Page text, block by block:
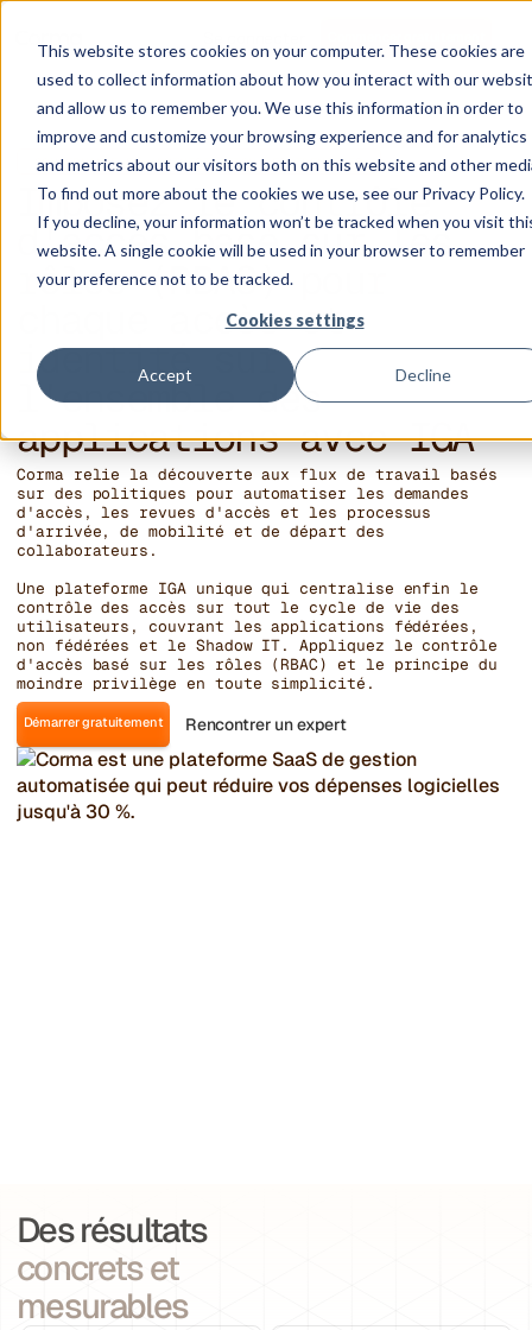
This website stores cookies on your computer. These cookies are
used to collect information about how you interact with our
and allow us to remember you. We use this information in order to
improve and customize your browsing experience and for analytics
and metrics about our visitors both on this website and other
To find out more about the cookies we use, see our Privacy Policy.
If you decline, your information won’t be tracked when you visit
website. A single cookie will be used in your browser to remember
your preference not to be tracked.
Cookies settings
Accept Decline
GOUVERNANCE ET ADMINISTRATION DES IDENTITÉS
Imposez le contrôle
d'accès basé sur les
rôles (RBAC) pour
chaque accès et
identité sur
l'ensemble des
applications avec IGA
Corma relie la découverte aux flux de travail basés
sur des politiques pour automatiser les demandes
d'accès, les revues d'accès et les processus
d'arrivée, de mobilité et de départ des
collaborateurs.
Une plateforme IGA unique qui centralise enfin le
contrôle des accès sur tout le cycle de vie des
utilisateurs, couvrant les applications fédérées,
non fédérées et le Shadow IT. Appliquez le contrôle
d'accès basé sur les rôles (RBAC) et le principe du
moindre privilège en toute simplicité.
Démarrer gratuitement Rencontrer un expert
Des résultats
concrets et
mesurables